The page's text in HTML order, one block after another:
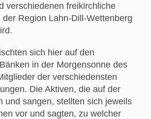
verschiedenen freikirchliche
der Region Lahn-Dill-Wettenberg
sich hier auf den
in der Morgensonne des
der verschiedensten
Die Aktiven, die auf der
und sangen, stellten sich jeweils
vor und sagten, zu welcher